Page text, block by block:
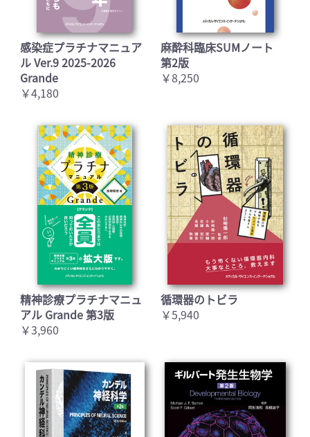
感染症プラチナマニュア
ル Ver.9 2025-2026
Grande
￥4,180
麻酔科臨床SUMノート
第2版
￥8,250
精神診療プラチナマニュ
アル Grande 第3版
￥3,960
循環器のトビラ
￥5,940